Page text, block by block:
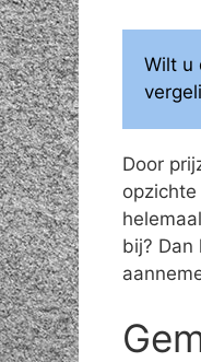
Wilt u
Door
bij? Dan